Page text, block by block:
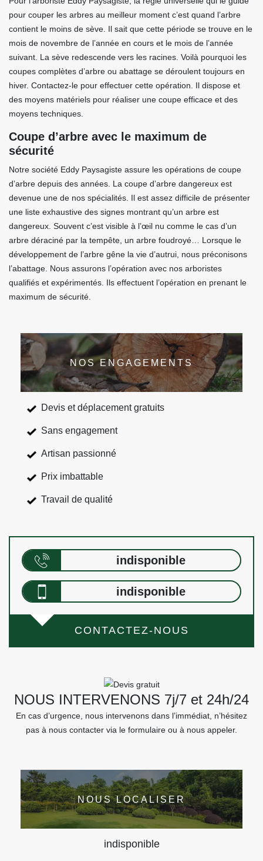
pour couper les arbres au meilleur moment c’est quand l’arbre
contient le moins de sève. Il sait que cette période se trouve en le
mois de novembre de l’année en cours et le mois de l’année
suivant. La sève redescende vers les racines. Voilà pourquoi les
coupes complètes d’arbre ou abattage se déroulent toujours en
hiver. Contactez-le pour effectuer cette opération. Il dispose et
des moyens matériels pour réaliser une coupe efficace et des
moyens techniques.
Coupe d’arbre avec le maximum de
sécurité
Notre société Eddy Paysagiste assure les opérations de coupe
d’arbre depuis des années. La coupe d’arbre dangereux est
devenue une de nos spécialités. Il est assez difficile de présenter
une liste exhaustive des signes montrant qu’un arbre est
dangereux. Souvent c’est visible à l’œil nu comme le cas d’un
arbre déraciné par la tempête, un arbre foudroyé… Lorsque le
développement de l’arbre gêne la vie d’autrui, nous préconisons
l’abattage. Nous assurons l’opération avec nos arboristes
qualifiés et expérimentés. Ils effectuent l’opération en prenant le
maximum de sécurité.
NOS ENGAGEMENTS
Devis et déplacement gratuits
Sans engagement
Artisan passionné
Prix imbattable
Travail de qualité
indisponible
indisponible
CONTACTEZ-NOUS
NOUS INTERVENONS 7j/7 et 24h/24
En cas d’urgence, nous intervenons dans l’immédiat, n’hésitez
pas à nous contacter via le formulaire ou à nous appeler.
NOUS LOCALISER
indisponible